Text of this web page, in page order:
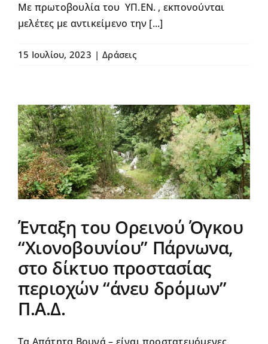
Με πρωτοβουλία του ΥΠ.ΕΝ. , εκπονούνται
μελέτες με αντικείμενο την [...]
15 Ιουλίου, 2023 | Δράσεις
Ένταξη του Ορεινού Όγκου
“Χιονοβουνίου” Πάρνωνα,
στο δίκτυο προστασίας
περιοχών “άνευ δρόμων”
Π.Α.Δ.